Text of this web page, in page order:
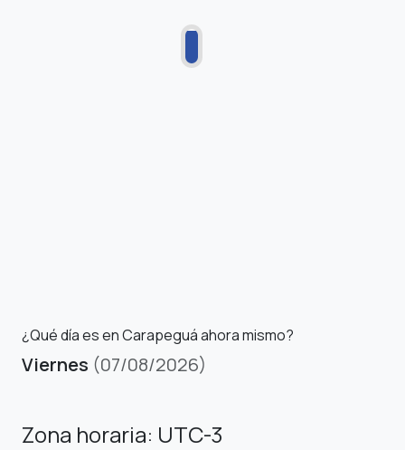
¿Qué día es en Carapeguá ahora mismo?
Viernes (07/08/2026)
Zona horaria: UTC-3